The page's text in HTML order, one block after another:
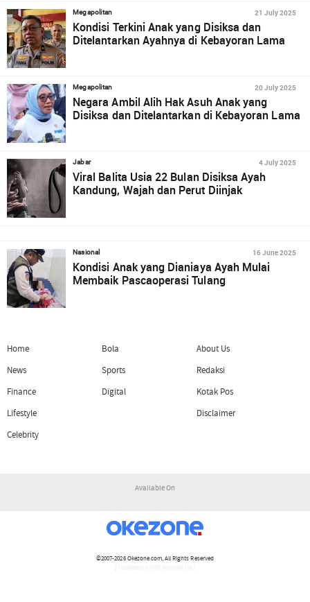
Megapolitan 21 July 2025
Kondisi Terkini Anak yang Disiksa dan
Ditelantarkan Ayahnya di Kebayoran Lama
Megapolitan 20 July 2025
Negara Ambil Alih Hak Asuh Anak yang
Disiksa dan Ditelantarkan di Kebayoran Lama
Jabar 4 July 2025
Viral Balita Usia 22 Bulan Disiksa Ayah
Kandung, Wajah dan Perut Diinjak
Nasional 16 June 2025
Kondisi Anak yang Dianiaya Ayah Mulai
Membaik Pascaoperasi Tulang
Home
News
Finance
Lifestyle
Celebrity
Bola
Sports
Digital
About Us
Redaksi
Kotak Pos
Disclaimer
Available On
©2007-2026Okezone.com, All Rights Reserved